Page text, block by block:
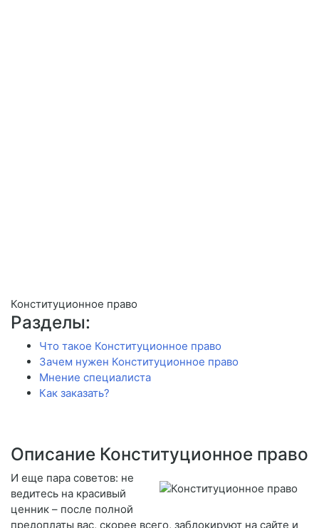
Конституционное право
Разделы:
Что такое Конституционное право
Зачем нужен Конституционное право
Мнение специалиста
Как заказать?
Описание Конституционное право
И еще пара советов: не
ведитесь на красивый
ценник – после полной
предоплаты вас, скорее всего, заблокируют на сайте и